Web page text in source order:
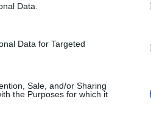
Data.
Data for Targeted
Sale, and/or Sharing
the Purposes for which it
ΚΥΠΡΟΥ